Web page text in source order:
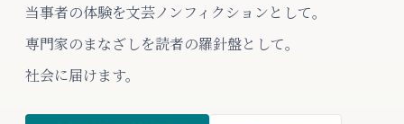
当事者の体験を文芸ノンフィクションとして。
専門家のまなざしを読者の羅針盤として。
社会に届けます。